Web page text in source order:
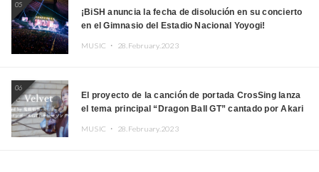
05
¡BiSH anuncia la fecha de disolución en su concierto
en el Gimnasio del Estadio Nacional Yoyogi!
MUSIC ・ 28.February.2023
06
El proyecto de la canción de portada CrosSing lanza
el tema principal “Dragon Ball GT” cantado por Akari
MUSIC ・ 28.February.2023